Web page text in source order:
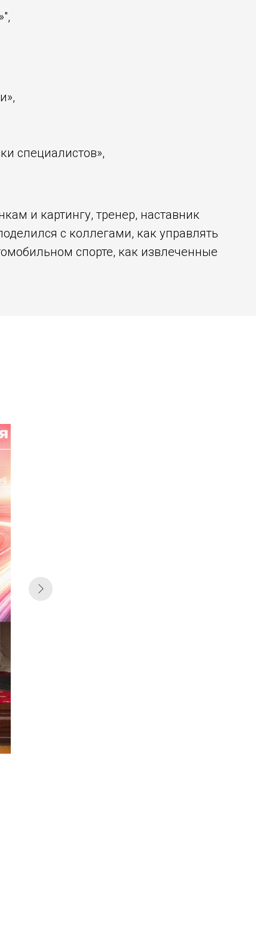
специалистов»,
и картингу, тренер, наставник
с коллегами, как управлять
спорте, как извлеченные